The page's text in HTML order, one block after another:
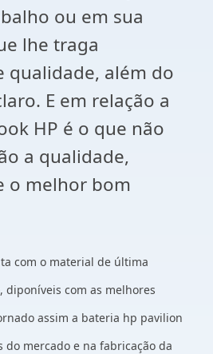
ou em sua
lhe traga
qualidade, além do
E em relação a
HP é o que não
a qualidade,
o melhor bom
com o material de última
diponíveis com as melhores
assim a bateria hp pavilion
do mercado e na fabricação da